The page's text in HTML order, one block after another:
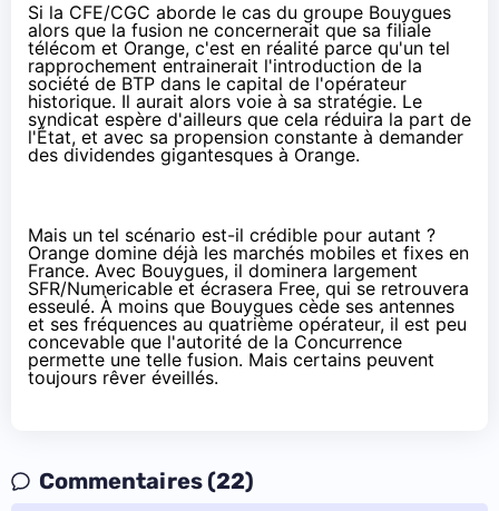
Si la CFE/CGC aborde le cas du groupe Bouygues
alors que la fusion ne concernerait que sa filiale
télécom et Orange, c'est en réalité parce qu'un tel
rapprochement entrainerait l'introduction de la
société de BTP dans le capital de l'opérateur
historique. Il aurait alors voie à sa stratégie. Le
syndicat espère d'ailleurs que cela réduira la part de
l'État, et avec sa propension constante à demander
des dividendes gigantesques à Orange.
Mais un tel scénario est-il crédible pour autant ?
Orange domine déjà les marchés mobiles et fixes en
France. Avec Bouygues, il dominera largement
SFR/Numericable et écrasera Free, qui se retrouvera
esseulé. À moins que Bouygues cède ses antennes
et ses fréquences au quatrième opérateur, il est peu
concevable que l'autorité de la Concurrence
permette une telle fusion. Mais certains peuvent
toujours rêver éveillés.
Commentaires (22)